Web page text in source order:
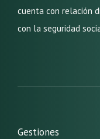
cuenta con relación
con la seguridad
Gestiones